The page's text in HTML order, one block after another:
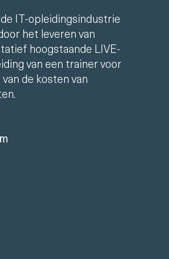
IT-opleidingsindustrie
het leveren van
hoogstaande LIVE-
van een trainer voor
de kosten van